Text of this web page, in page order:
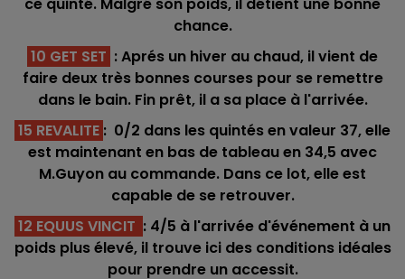
chance.
10 GET SET : Aprés un hiver au chaud, il vient de
faire deux très bonnes courses pour se remettre
dans le bain. Fin prêt, il a sa place à l'arrivée.
15 REVALITE : 0/2 dans les quintés en valeur 37, elle
est maintenant en bas de tableau en 34,5 avec
M.Guyon au commande. Dans ce lot, elle est
capable de se retrouver.
12 EQUUS VINCIT : 4/5 à l'arrivée d'événement à un
poids plus élevé, il trouve ici des conditions idéales
pour prendre un accessit.